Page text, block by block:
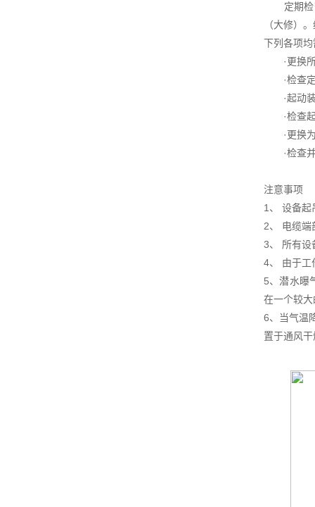
定期检查
（大修）
下列各项
·更换所
·检查定
·起动装
·检查起
·更换为
·检查并
注意事项
1、 设备起
2、 电缆端
3、 所有设
4、 由于工
5、潜水曝
在一个较
6、当气温
置于通风